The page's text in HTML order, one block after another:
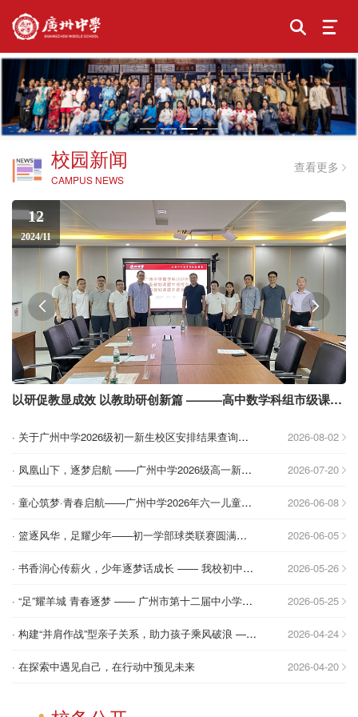
校园新闻
CAMPUS NEWS
查看更多
12
2024/11
以研促教显成效 以教助研创新篇 ———高中数学科组市级课题开题和中期成果展示
 
· 关于广州中学2026级初一新生校区安排结果查询及特殊情况学生递交申请的通知 2026-08-02
· 凤凰山下，逐梦启航 ——广州中学2026级高一新生注册须知 2026-07-20
· 童心筑梦·青春启航——广州中学2026年六一儿童节活动纪实 2026-06-08
· 篮逐风华，足耀少年——初一学部球类联赛圆满收官 2026-06-05
· 书香润心传薪火，少年逐梦话成长 —— 我校初中部“读红色经典，讲成长故事”演讲比赛圆满落幕 2026-05-26
· “足”耀羊城 青春逐梦 —— 广州市第十二届中小学生足球联赛开幕式在我校圆满举办 2026-05-25
· 构建“并肩作战”型亲子关系，助力孩子乘风破浪 ——广州中学家长学校“青春期必修课”系列讲座 2026-04-24
· 在探索中遇见自己，在行动中预见未来 2026-04-20